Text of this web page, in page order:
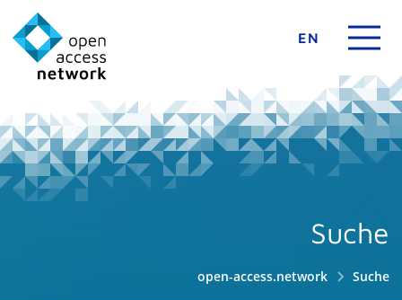
EN
Suche
open-access.network Suche